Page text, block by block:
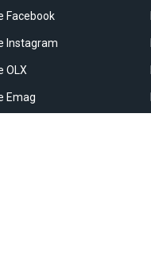
Facebook
Instagram
OLX
Emag